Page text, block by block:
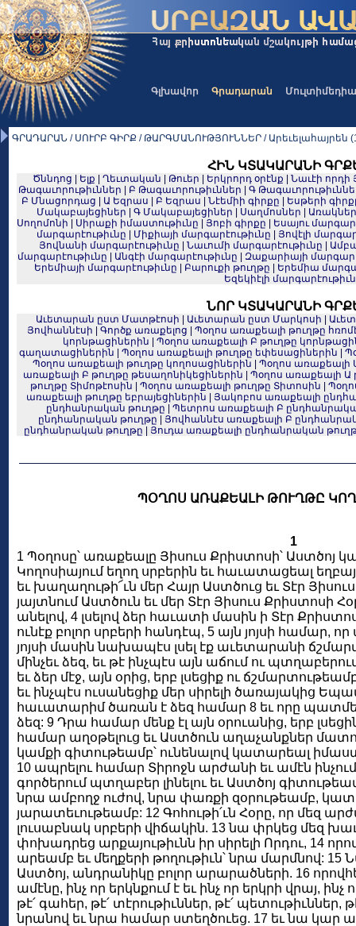
Գլխավոր Գրադարան Մուլտիմեդիա
ԳՐԱԴԱՐԱՆ / ՍՈՒՐԲ ԳԻՐՔ / ԹԱՐԳՄԱՆՈՒԹՅՈՒՆՆԵՐ / Արեւելահայրեն
ՀԻՆ ԿՏԱԿԱՐԱՆԻ
Ծննդոց Ելք Ղեւտական Թուեր Երկրորդ օրէնք
Նաւէի որդի
Թագաւորութիւններ
Բ Թագաւորութիւններ
Գ
Բ Մնացորդաց
Ա Եզրաս Բ Եզրաս Նէեմիի գիրքը
Եսթերի
Մակաբայեցիներ
Գ Մակաբայեցիներ Սաղմոսներ
Առակներ
Սողոմոնի
Սիրաքի իմաստութիւնը Յոբի գիրքը
Եսայու
մարգարէութիւնը
Միքիայի մարգարէութիւնը
Յովէլի
Յովնանի մարգարէութիւնը
Նաւումի մարգարէութիւնը
մարգարէութիւնը
Անգէի մարգարէութիւնը
Զաքարիայի
Երեմիայի մարգարէութիւնը
Բարուքի թուղթը
Երեմիա
Եզեկիէլի
ՆՈՐ ԿՏԱԿԱՐԱՆԻ
Աւետարան ըստ Մատթէոսի Աւետարան ըստ Մարկոսի
Յովհաննէսի
Գործք առաքելոց
Պօղոս առաքեալի թուղթը
կորնթացիներին
Պօղոս առաքեալի Բ թուղթը
գաղատացիներին
Պօղոս առաքեալի թուղթը եփեսացիներին
Պօղոս առաքեալի թուղթը կողոսացիներին
Պօղոս առաքեալի
առաքեալի Բ թուղթը թեսաղոնիկեցիներին
Պօղոս առաքեալի Ա
թուղթը Տիմոթէոսին
Պօղոս առաքեալի թուղթը Տիտոսին
առաքեալի թուղթը եբրայեցիներին
Յակոբոս առաքեալի
ընդհանրական թուղթը
Պետրոս առաքեալի Բ
ընդհանրական թուղթը
Յովհաննէս առաքեալի Բ
ընդհանրական թուղթը
Յուդա առաքեալի ընդհանրական
ՊՕՂՈՍ ԱՌԱՔԵԱԼԻ ԹՈՒՂԹԸ
1
1 Պօղոսը՝ առաքեալը Յիսուս Քրիստոսի՝ Աստծոյ
Կողոսիայում եղող սրբերին եւ հաւատացեալ
եւ խաղաղութի՜ւն մեր Հայր Աստծուց եւ Տէր
յայտնում Աստծուն եւ մեր Տէր Յիսուս Քրիստոսի
անելով, 4 լսելով ձեր հաւատի մասին ի Տէր
ունէք բոլոր սրբերի հանդէպ, 5 այն յոյսի համար,
յոյսի մասին նախապէս լսել էք աւետարանի
մինչեւ ձեզ, եւ թէ ինչպէս այն աճում ու
եւ ձեր մէջ, այն օրից, երբ լսեցիք ու
եւ ինչպէս ուսանեցիք մեր սիրելի ծառայակից
հաւատարիմ ծառան է ձեզ համար 8 եւ որը
ձեզ: 9 Դրա համար մենք էլ այն օրուանից, երբ
համար աղօթելուց եւ Աստծուն աղաչանքներ
կամքի գիտութեամբ՝ ունենալով կատարեալ
10 ապրելու համար Տիրոջն արժանի եւ ամէն
գործերում պտղաբեր լինելու եւ Աստծոյ
նրա ամբողջ ուժով, նրա փառքի զօրութեամբ,
յարատեւութեամբ: 12 Գոհութի՛ւն Հօրը, որ մեզ
լուսաբնակ սրբերի վիճակին. 13 նա փրկեց մեզ
փոխադրեց արքայութիւնն իր սիրելի Որդու, 14
արեամբ եւ մեղքերի թողութիւն՝ նրա մարմնով:
Աստծոյ, անդրանիկը բոլոր արարածների. 16
ամէնը, ինչ որ երկնքում է եւ ինչ որ երկրի վրայ, ինչ
թէ՛ գահեր, թէ՛ տէրութիւններ, թէ՛ պետութիւններ,
նրանով եւ նրա համար ստեղծուեց. 17 եւ նա կար